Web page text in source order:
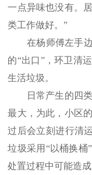
一点异味也没有。
类工作做好。”
在杨师傅左手边
的“出口”，环卫清
生活垃圾。
日常产生的四类
最大，为此，小区
过后会立刻进行清
垃圾采用“以桶换桶
处置过程中可能造